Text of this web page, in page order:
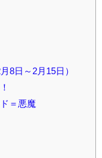
8日～2月15日）
＝悪魔